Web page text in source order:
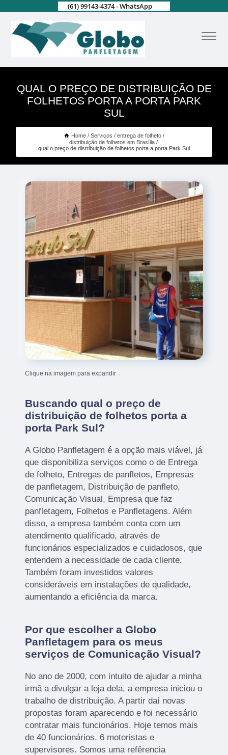
(61) 99143-4374 - WhatsApp
QUAL O PREÇO DE DISTRIBUIÇÃO DE
FOLHETOS PORTA A PORTA PARK
SUL
Home Serviços
entrega de folheto
distribuição de folhetos em Brasília
qual o preço de distribuição de folhetos porta a porta Park Sul
Clique na imagem para expandir
Buscando qual o preço de
distribuição de folhetos porta a
porta Park Sul?
A Globo Panfletagem é a opção mais viável, já
que disponibiliza serviços como o de Entrega
de folheto, Entregas de panfletos, Empresas
de panfletagem, Distribuição de panfleto,
Comunicação Visual, Empresa que faz
panfletagem, Folhetos e Panfletagens. Além
disso, a empresa também conta com um
atendimento qualificado, através de
funcionários especializados e cuidadosos, que
entendem a necessidade de cada cliente.
Também foram investidos valores
consideráveis em instalações de qualidade,
aumentando a eficiência da marca.
Por que escolher a Globo
Panfletagem para os meus
serviços de Comunicação Visual?
No ano de 2000, com intuito de ajudar a minha
irmã a divulgar a loja dela, a empresa iniciou o
trabalho de distribuição. A partir daí novas
propostas foram aparecendo e foi necessário
contratar mais funcionários. Hoje temos mais
de 40 funcionários, 6 motoristas e
supervisores. Somos uma refêrencia